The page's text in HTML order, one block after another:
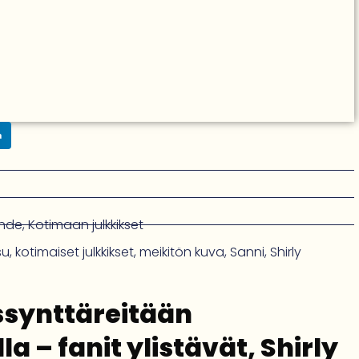
,Kotimaan julkkikset
,kotimaiset julkkikset,meikitön kuva,Sanni,Shirly
– fanit ylistävät, Shirly